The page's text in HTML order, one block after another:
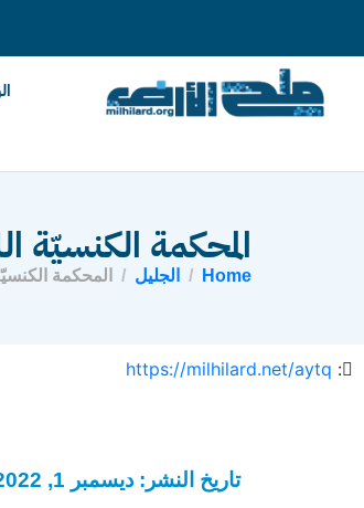
المحكمة الكنسيّة
Home الجليل المحكمة
:
https://milhilard.net/aytq
تاريخ النشر: ديسمبر 1, 2022 2:31 م